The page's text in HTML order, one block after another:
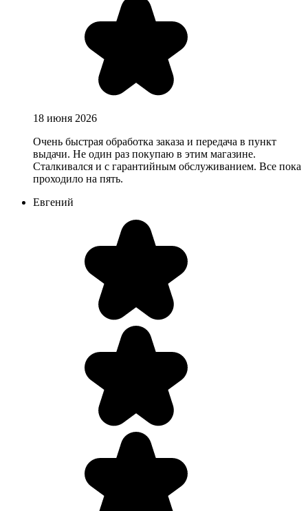
18 июня 2026
Очень быстрая обработка заказа и передача в пункт
выдачи. Не один раз покупаю в этим магазине.
Сталкивался и с гарантийным обслуживанием. Все пока
проходило на пять.
Евгений